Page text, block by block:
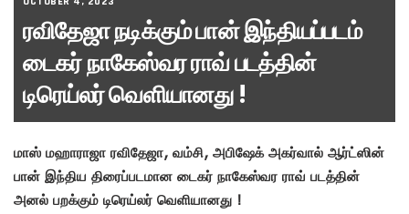
ரவிதேஜா நடிக்கும் பான் இந்தியப்படம்
டைகர் நாகேஸ்வர ராவ் படத்தின்
டிரெய்லர் வெளியானது !
மாஸ் மஹாராஜா ரவிதேஜா, வம்சி, அபிஷேக் அகர்வால் ஆர்ட்ஸின்
பான் இந்திய திரைப்படமான டைகர் நாகேஸ்வர ராவ் படத்தின்
அனல் பறக்கும் டிரெய்லர் வெளியானது !